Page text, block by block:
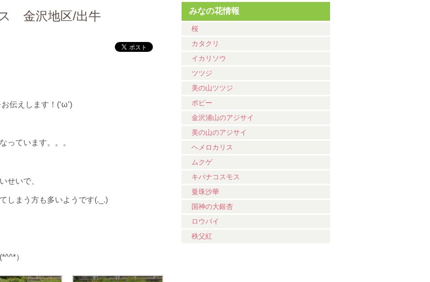
みなの花情報
桜
カタクリ
イカリソウ
ツツジ
美の山ツツジ
ポピー
金沢浦山のアジサイ
美の山のアジサイ
ヘメロカリス
ムクゲ
キバナコスモス
曼珠沙華
国神の大銀杏
ロウバイ
秩父紅
金沢地区/出牛
伝えします！(‘ω’)
っています。。。
せいで、
しまう方も多いようです(._.)
）